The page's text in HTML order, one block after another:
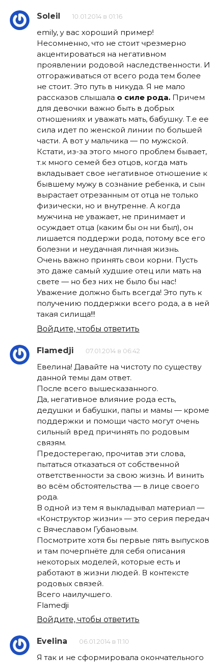
Soleil 10.01.2014 в 01:16
emily, у вас хороший пример!
Несомненно, что не стоит чрезмерно
акцентироваться на негативном
проявлении родовой наследственности. И
отгораживаться от всего рода тем более
не стоит. Это путь в никуда. Я не мало
рассказов слышала о силе рода. Причем
для девочки важно быть в добрых
отношениях и уважать мать, бабушку. Т.е ее
сила идет по женской линии по большей
части. А вот у мальчика — по мужской.
Кстати, из-за этого много проблем бывает,
т.к много семей без отцов, когда мать
вкладывает свое негативное отношение к
бывшему мужу в сознание ребенка, и сын
вырастает отрезанным от отца не только
физически, но и внутренне. А когда
мужчина не уважает, не принимает и
осуждает отца (каким бы он ни был), он
лишается поддержи рода, потому все его
болезни и неудачная личная жизнь.
Очень важно принять свои корни. Пусть
это даже самый худшие отец или мать на
свете — но без них не было бы нас!
Уважение должно быть всегда! Это путь к
получению поддержки всего рода, а в ней
такая силища!!!
Войдите, чтобы ответить
Flamedji 07.01.2014 в 06:42
Евелина! Давайте на чистоту по существу
данной темы дам ответ.
После всего вышесказанного.
Да, негативное влияние рода есть,
дедушки и бабушки, папы и мамы — кроме
поддержки и помощи часто могут очень
сильный вред причинять по родовым
связям.
Предостерегаю, прочитав эти слова,
пытаться отказаться от собственной
ответственности за свою жизнь. И винить
во всём обстоятельства — в лице своего
рода.
В одной из тем я выкладывал материал —
«Конструктор жизни» — это серия передач
с Вячеславом Губановым.
Посмотрите хотя бы первые пять выпусков
и там почерпнёте для себя описания
некоторых моделей, которые есть и
работают в жизни людей. В контексте
родовых связей.
Всего наилучшего.
Flamedji
Войдите, чтобы ответить
Evelina 06.01.2014 в 11:10
Я так и не сформировала окончательного